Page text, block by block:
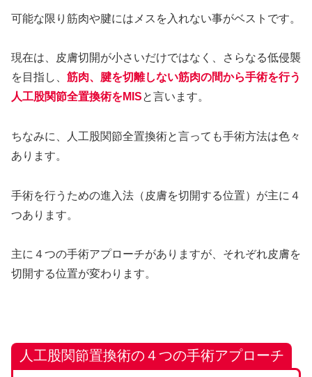
可能な限り筋肉や腱にはメスを入れない事がベストです。
現在は、皮膚切開が小さいだけではなく、さらなる低侵襲
を目指し、 筋肉、腱を切離しない筋肉の間から手術を行う
人工股関節全置換術をMISと言います。
ちなみに、人工股関節全置換術と言っても手術方法は色々
あります。
手術を行うための進入法（皮膚を切開する位置）が主に４
つあります。
主に４つの手術アプローチがありますが、それぞれ皮膚を
切開する位置が変わります。
人工股関節置換術の ４つの手術アプローチ